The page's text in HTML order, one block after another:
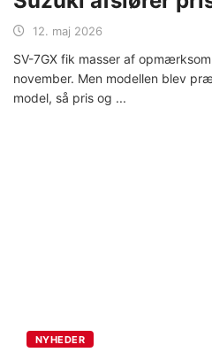
12. maj 2026
SV-7GX fik masser af
november. Men modellen blev
model, så pris og
NYHEDER